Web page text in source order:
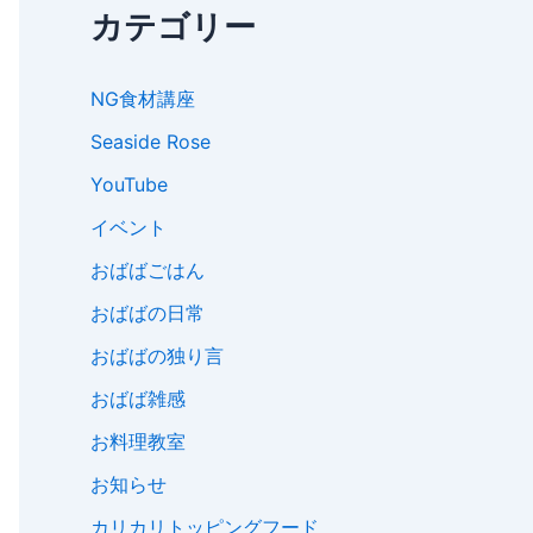
カテゴリー
NG食材講座
Seaside Rose
YouTube
イベント
おばばごはん
おばばの日常
おばばの独り言
おばば雑感
お料理教室
お知らせ
カリカリトッピングフード